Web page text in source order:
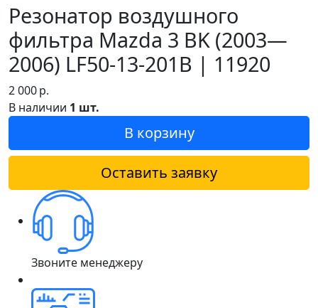
Резонатор воздушного
фильтра Mazda 3 BK (2003—
2006) LF50-13-201B | 11920
2 000р.
В наличии 1 шт.
В корзину
Оставить заявку
Звоните менеджеру